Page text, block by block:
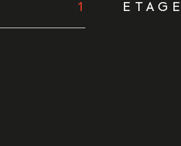
1 ETAGE